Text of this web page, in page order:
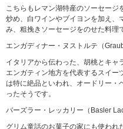
こちらもレマン湖特産のソーセー
炒め、白ワインやブイヨンを加え、
み、粗挽きソーセージをのせた料理
エンガディナー・ヌストルテ（
イタリアから伝わった、胡桃とキャ
エンガティン地方を代表するスイー
は特に絶品といわれ、オードリー・
ったそうです。
バーズラー・レッカリー（Basler
グリム童話のお菓子の家にも使わ